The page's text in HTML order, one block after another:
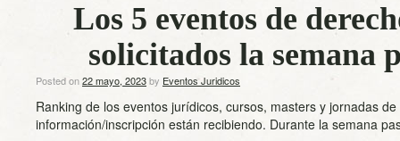
Los 5 eventos de
solicitados la semana
Posted on22 mayo, 2023by Eventos Juridicos
Ranking de los eventos jurídicos, cursos, masters y jornadas
información/inscripción están recibiendo. Durante la semana